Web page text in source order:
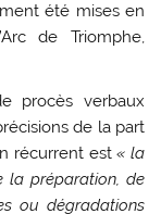
été mises en
de Triomphe,
procès verbaux
de la part
récurrent est« la
la préparation, de
ou dégradations